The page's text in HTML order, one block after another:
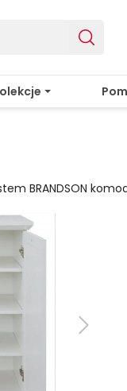
BRANDSON